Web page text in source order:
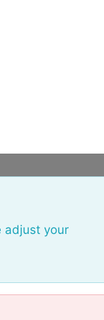
adjust your